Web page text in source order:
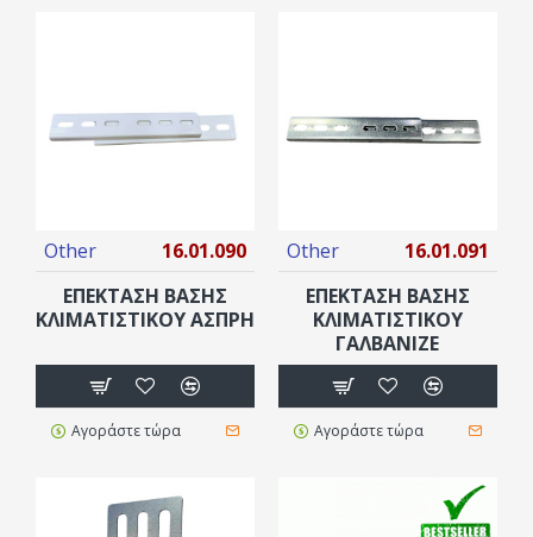
Other
16.01.090
ΕΠΕΚΤΑΣΗ ΒΑΣΗΣ
ΚΛΙΜΑΤΙΣΤΙΚΟΥ ΑΣΠΡΗ
Αγοράστε τώρα
Other
16.01.091
ΕΠΕΚΤΑΣΗ ΒΑΣΗΣ
ΚΛΙΜΑΤΙΣΤΙΚΟΥ
ΓΑΛΒΑΝΙΖΕ
Αγοράστε τώρα